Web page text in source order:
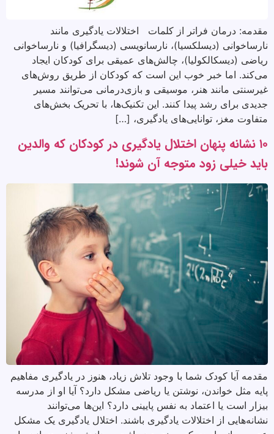
مقدمه: درمان فراتر از کلمات اختلالات یادگیری مانند
نارساخوانی (دیسلکسیا)، نارسانویسی (دیسگرافیا) و نارساخوانی
ریاضی (دیسکالکولیا)، چالش‌های عمیقی برای کودکان ایجاد
می‌کند. اما خبر خوب این است که کودکان از طریق روش‌های
غیرسنتی مانند هنر، موسیقی و بازی‌درمانی می‌توانند مسیر
جدیدی برای رشد پیدا کنند. این تکنیک‌ها، با تحریک بخش‌های
متفاوت مغز، توانایی‌های یادگیری، […]
۱۰ نشانه پنهان اختلال یادگیری در کودکان که والدین
باید خیلی زود متوجه آن شوند!
مقدمه آیا کودک شما با وجود تلاش زیاد، هنوز در یادگیری مفاهیم
پایه مثل خواندن، نوشتن یا ریاضی مشکل دارد؟ آیا او از مدرسه
بیزار است یا اعتماد به نفس پایینی دارد؟ این‌ها می‌توانند
نشانه‌هایی از اختلالات یادگیری باشند. اختلال یادگیری یک مشکل